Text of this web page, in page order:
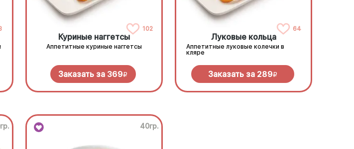
102
Куриные наггетсы
Аппетитные куриные наггетсы
Заказать за 369R
64
Луковые кольца
Аппетитные луковые колечки в
кляре
Заказать за 289R
40гр.